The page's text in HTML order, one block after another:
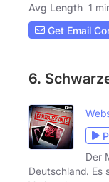
Avg Length 1
Get Email
6.
Der
Deutschland. Es